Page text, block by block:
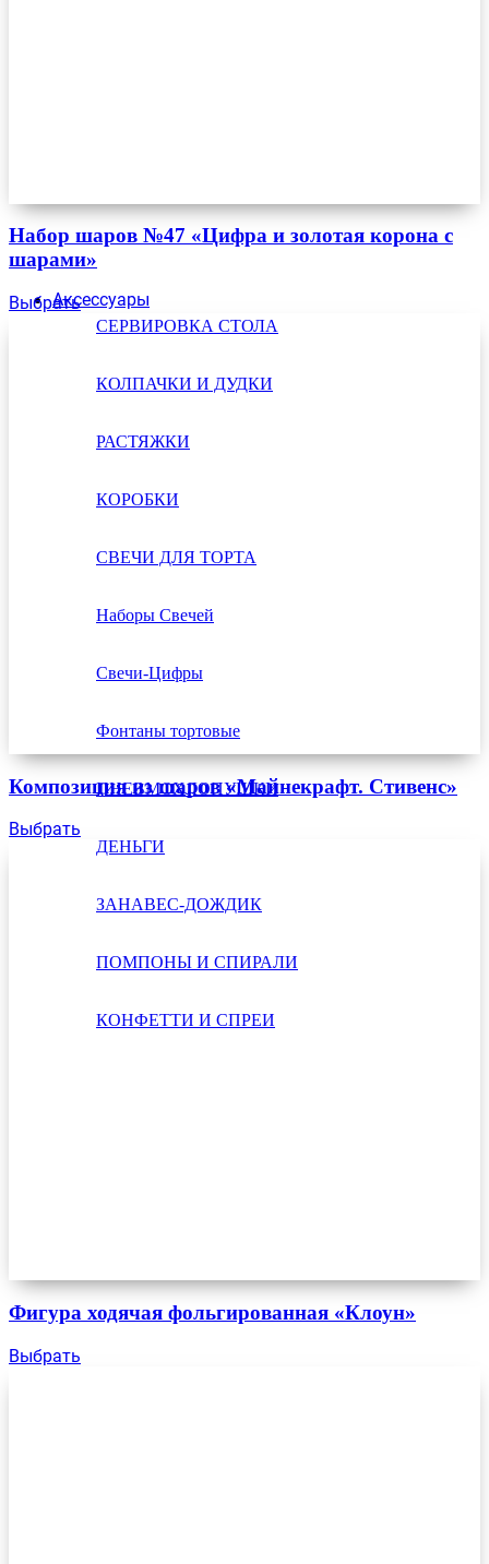
Аксессуары
СЕРВИРОВКА СТОЛА
КОЛПАЧКИ И ДУДКИ
РАСТЯЖКИ
КОРОБКИ
СВЕЧИ ДЛЯ ТОРТА
Наборы Свечей
Свечи-Цифры
Фонтаны тортовые
ПНЕВМОХЛОПУШКИ
ДЕНЬГИ
ЗАНАВЕС-ДОЖДИК
ПОМПОНЫ И СПИРАЛИ
КОНФЕТТИ И СПРЕИ
Набор шаров №47 «Цифра и золотая корона с
шарами»
Выбрать
Композиция из шаров «Майнекрафт. Стивенс»
Выбрать
Фигура ходячая фольгированная «Клоун»
Выбрать